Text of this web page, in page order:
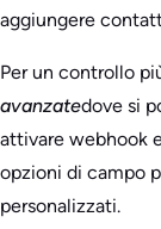
aggiungere
Per un controllo
avanzatedove si
attivare webhook
opzioni di campo
personalizzati.